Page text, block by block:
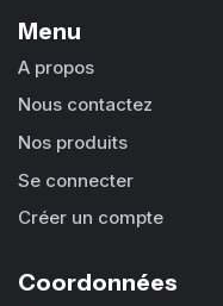
Menu
A propos
Nous contactez
Nos produits
Se connecter
Créer un compte
Coordonnées